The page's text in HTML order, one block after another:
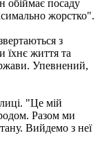
обіймає посаду
жорстко".
з
їхнє життя та
Упевнений,
"Це мій
Разом ми
Вийдемо з неї